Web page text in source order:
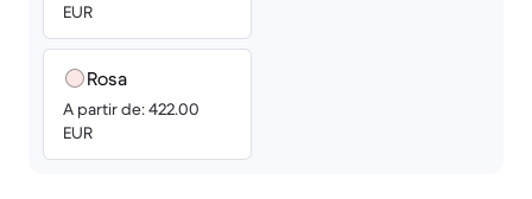
EUR
Rosa
A partir de: 422.00
EUR